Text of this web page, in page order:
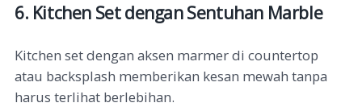
6. Kitchen Set dengan Sentuhan Marble
Kitchen set dengan aksen marmer di countertop
atau backsplash memberikan kesan mewah tanpa
harus terlihat berlebihan.